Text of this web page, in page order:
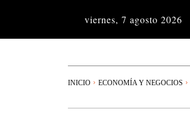
viernes, 7 agosto 2026
INICIO ECONOMÍA Y NEGOCIOS